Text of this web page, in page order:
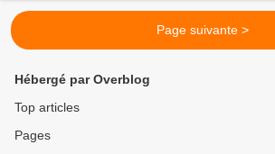
Page suivante >
Hébergé par Overblog
Top articles
Pages